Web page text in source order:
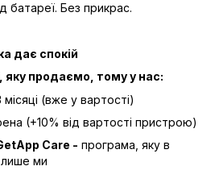
батареї. Без прикрас.
дає спокій
яку продаємо, тому у нас:
місяці (вже у вартості)
(+10% від вартості пристрою)
Care - програма, яку в
лише ми